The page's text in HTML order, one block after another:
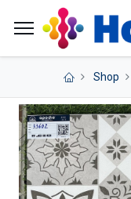
Shop